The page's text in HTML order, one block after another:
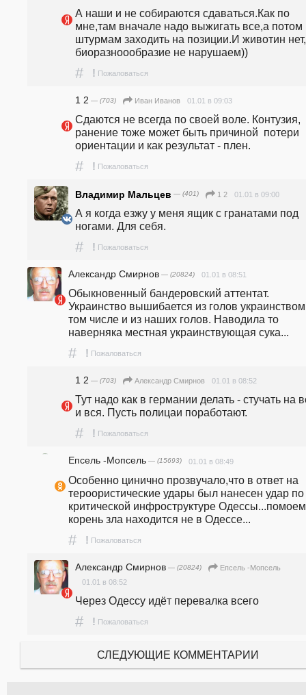
А наши и не собираются сдаваться.Как по
мне,там вначале надо выжигать все,а потом
штурмам заходить на позиции.И животин
биоразноообразие не нарушаем))
# ! Пожаловаться
1 2 — (703) Иван Иванов 01.01 в 09:03
Сдаются не всегда по своей воле. Контузия,
ранение тоже может быть причиной  потери
ориентации и как результат - плен.
# ! Пожаловаться
Владимир Мальцев — (401) 1 2 01.01 в 09:00
А я когда езжу у меня ящик с гранатами под
ногами. Для себя.
# ! Пожаловаться
Александр Смирнов — (20824) 01.01 в 08:51
Обыкновенный бандеровский аттентат.
Украинство вышибается из голов
том числе и из наших голов. Наводила то
наверняка местная украинствующая сука...
# ! Пожаловаться
1 2 — (703) Александр Смирнов 01.01 в 08:52
Тут надо как в германии делать - стучать на
и вся. Пусть полицаи поработают.
# ! Пожаловаться
Епсель -Мопсель — (15693) 01.01 в 08:49
Особенно цинично прозвучало,что в ответ на
тероористические удары был нанесен удар по
критической инфроструктуре
корень зла находится не в Одессе...
# ! Пожаловаться
Александр Смирнов — (20824)
Епсель -Мопсель
01.01 в 08:52
Через Одессу идёт перевалка всего
# ! Пожаловаться
СЛЕДУЮЩИЕ КОММЕНТАРИИ